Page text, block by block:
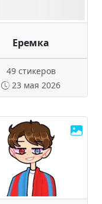
Еремка
49 стикеров
23 мая 2026